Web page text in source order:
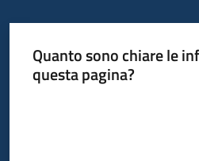
Quanto sono chiare le
questa pagina?